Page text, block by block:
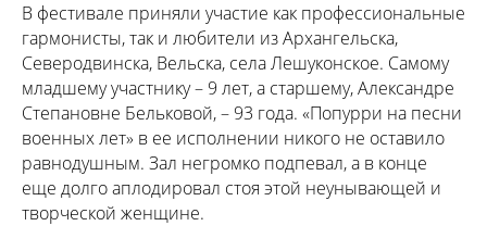
В фестивале приняли участие как профессиональные
гармонисты, так и любители из Архангельска,
Северодвинска, Вельска, села Лешуконское. Самому
младшему участнику – 9 лет, а старшему, Александре
Степановне Бельковой, – 93 года. «Попурри на песни
военных лет» в ее исполнении никого не оставило
равнодушным. Зал негромко подпевал, а в конце
еще долго аплодировал стоя этой неунывающей и
творческой женщине.